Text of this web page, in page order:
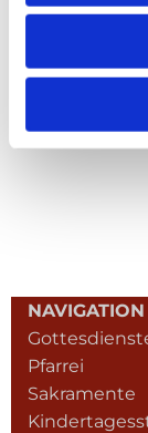
NAVIGATION
Pfarrei
Sakramente